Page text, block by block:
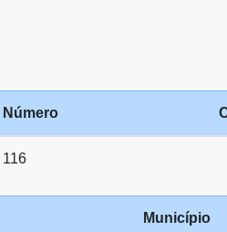
Número
116
Município